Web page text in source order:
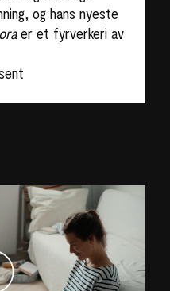
og hans nyeste
er et fyrverkeri av